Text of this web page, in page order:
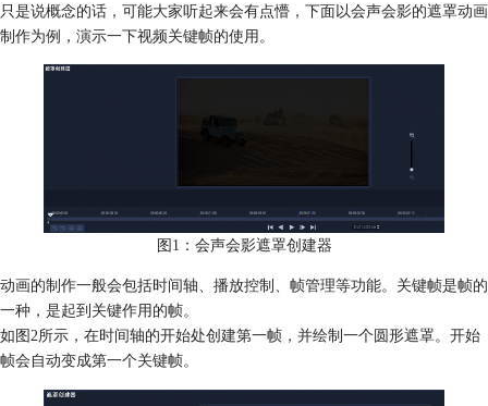
只是说概念的话，可能大家听起来会有点懵，下面以会声会影的遮罩动画
制作为例，演示一下视频关键帧的使用。
图1：会声会影遮罩创建器
动画的制作一般会包括时间轴、播放控制、帧管理等功能。关键帧是帧的
一种，是起到关键作用的帧。
如图2所示，在时间轴的开始处创建第一帧，并绘制一个圆形遮罩。开始
帧会自动变成第一个关键帧。